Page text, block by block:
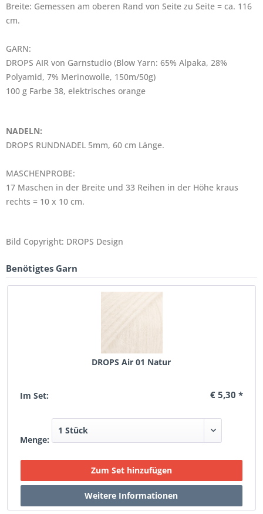
Breite: Gemessen am oberen Rand von Seite zu Seite = ca. 116
cm.
GARN:
DROPS AIR von Garnstudio (Blow Yarn: 65% Alpaka, 28%
Polyamid, 7% Merinowolle, 150m/50g)
100 g Farbe 38, elektrisches orange
NADELN:
DROPS RUNDNADEL 5mm, 60 cm Länge.
MASCHENPROBE:
17 Maschen in der Breite und 33 Reihen in der Höhe kraus
rechts = 10 x 10 cm.
Bild Copyright: DROPS Design
Benötigtes Garn
DROPS Air 01 Natur
Im Set: € 5,30 *
Menge: